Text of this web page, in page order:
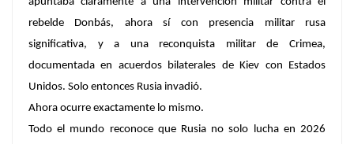
rebelde Donbás, ahora sí con presencia militar rusa
significativa, y a una reconquista militar de Crimea,
documentada en acuerdos bilaterales de Kiev con Estados
Unidos. Solo entonces Rusia invadió.
Ahora ocurre exactamente lo mismo.
Todo el mundo reconoce que Rusia no solo lucha en 2026